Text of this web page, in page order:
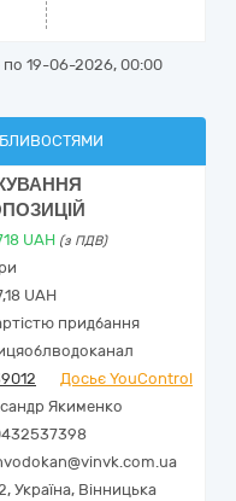
по 19-06-2026, 00:00
UAH (з ПДВ)
UAH
придбання
Досьє YouControl
Якименко
Україна, Вінницька